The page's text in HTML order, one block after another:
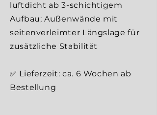
luftdicht ab 3-schichtigem
Aufbau; Außenwände mit
seitenverleimter Längslage für
zusätzliche Stabilität
✅ Lieferzeit: ca. 6 Wochen ab
Bestellung